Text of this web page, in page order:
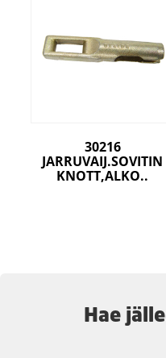
30216
JARRUVAIJ.SOVITIN
KNOTT,ALKO..
Hae